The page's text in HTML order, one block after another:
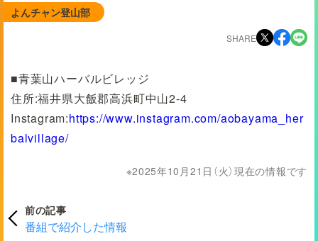
EN
よんチャン登山部
SHARE
■青葉山ハーバルビレッジ
住所:福井県大飯郡高浜町中山2-4
Instagram:https://www.instagram.com/aobayama_her
balvillage/
2025年10月21日（火）現在の情報です
前の記事
番組で紹介した情報